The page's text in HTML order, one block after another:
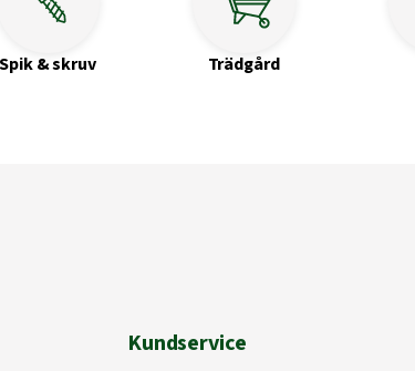
Spik & skruv Trädgård
Kundservice